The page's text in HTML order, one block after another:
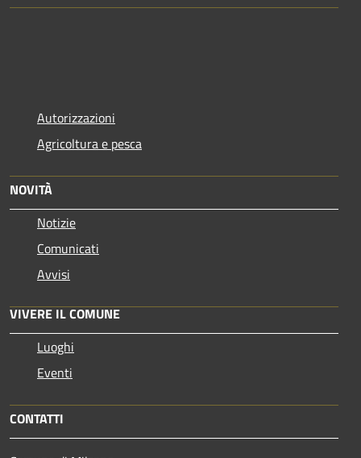
Autorizzazioni
Agricoltura e pesca
NOVITÀ
Notizie
Comunicati
Avvisi
VIVERE IL COMUNE
Luoghi
Eventi
CONTATTI